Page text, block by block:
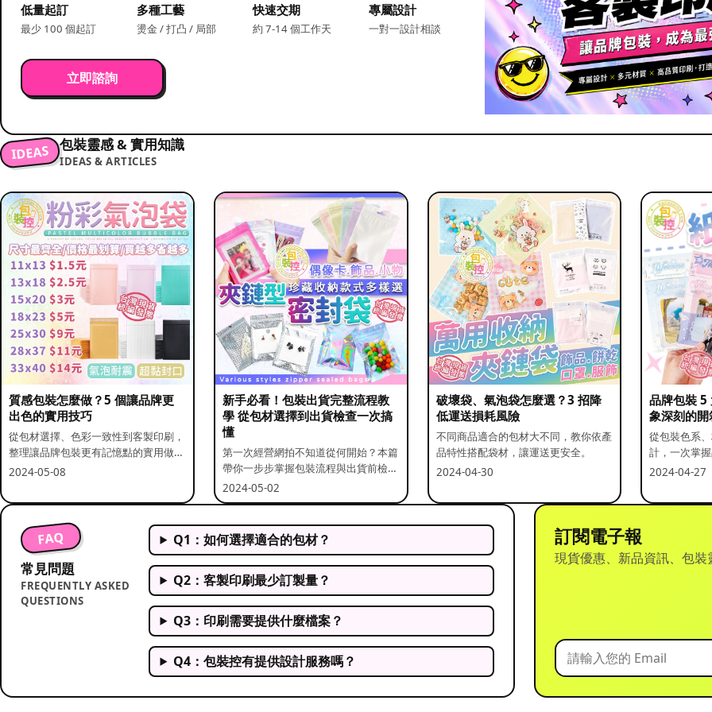
低量起訂
最少 100 個起訂
多種工藝
燙金 / 打凸 / 局部
快速交期
約 7-14 個工作天
專屬設計
一對一設計相談
立即諮詢
IDEAS 包裝靈感 & 實用知識
IDEAS & ARTICLES
質感包裝怎麼做？5 個讓品牌更
出色的實用技巧
從包材選擇、色彩一致性到客製印刷，
整理讓品牌包裝更有記憶點的實用做
法。
2024-05-08
新手必看！包裝出貨完整流程教
學 從包材選擇到出貨檢查一次搞
懂
第一次經營網拍不知道從何開始？本篇
帶你一步步掌握包裝流程與出貨前檢查
重點。
2024-05-02
破壞袋、氣泡袋怎麼選？3 招降
低運送損耗風險
不同商品適合的包材大不同，教你依產
品特性搭配袋材，讓運送更安全。
2024-04-30
品牌包裝 5
象深刻的
從包裝色系
計，一次掌
2024-04-27
FAQ
常見問題
FREQUENTLY ASKED
QUESTIONS
Q1：如何選擇適合的包材？
Q2：客製印刷最少訂製量？
Q3：印刷需要提供什麼檔案？
Q4：包裝控有提供設計服務嗎？
訂閱電子報
現貨優惠、新品資訊、包裝